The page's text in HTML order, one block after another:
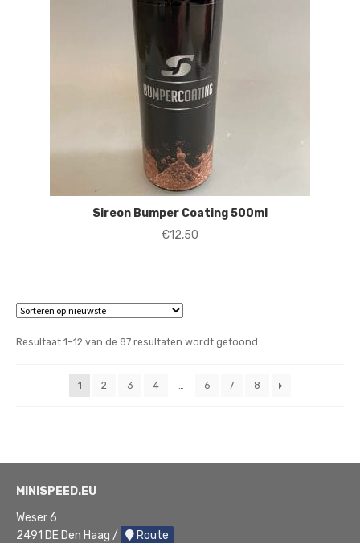
Sireon Bumper Coating 500ml
€12,50
Resultaat 1–12 van de 87 resultaten wordt getoondGesorteerd
1
2 3 4 6 7 8
MINISPEED.EU
Weser 6
2491 DE Den Haag /
Route